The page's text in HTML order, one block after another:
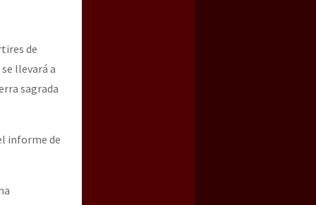
de
se llevará a
sagrada
informe de